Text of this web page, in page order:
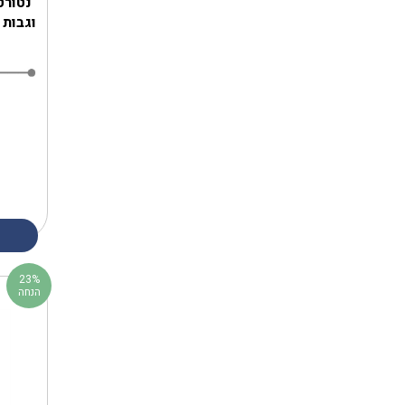
וגבות 2 ב-1 - בלונד כהה Naturtint
23%
הנחה